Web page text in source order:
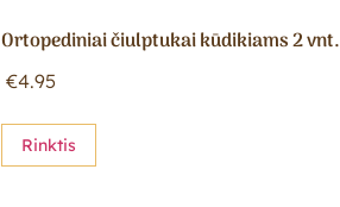
Ortopediniai čiulptukai kūdikiams 2 vnt.
€4.95
Rinktis